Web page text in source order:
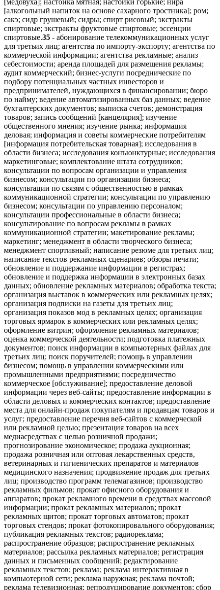
[алкогольный напиток на основе сахарного тростника]; ром;
сакэ; сидр грушевый; сидры; спирт рисовый; экстракты
спиртовые; экстракты фруктовые спиртовые; эссенции
спиртовые.35 - абонирование телекоммуникационных услуг
для третьих лиц; агентства по импорту-экспорту; агентства по
коммерческой информации; агентства рекламные; анализ
себестоимости; аренда площадей для размещения рекламы;
аудит коммерческий; бизнес-услуги посреднические по
подбору потенциальных частных инвесторов и
предпринимателей, нуждающихся в финансировании; бюро
по найму; ведение автоматизированных баз данных; ведение
бухгалтерских документов; выписка счетов; демонстрация
товаров; запись сообщений [канцелярия]; изучение
общественного мнения; изучение рынка; информация
деловая; информация и советы коммерческие потребителям
[информация потребительская товарная]; исследования в
области бизнеса; исследования конъюнктурные; исследования
маркетинговые; комплектование штата сотрудников;
консультации по вопросам организации и управления
бизнесом; консультации по организации бизнеса;
консультации по связям с общественностью в рамках
коммуникационной стратегии; консультации по управлению
бизнесом; консультации по управлению персоналом;
консультации профессиональные в области бизнеса;
консультирование по вопросам рекламы в рамках
коммуникационной стратегии; макетирование рекламы;
маркетинг; менеджмент в области творческого бизнеса;
менеджмент спортивный; написание резюме для третьих лиц;
написание текстов рекламных сценариев; обзоры печати;
обновление и поддержание информации в регистрах;
обновление и поддержка информации в электронных базах
данных; обновление рекламных материалов; обработка текста;
организация выставок в коммерческих или рекламных целях;
организация подписки на газеты для третьих лиц;
организация показов мод в рекламных целях; организация
торговых ярмарок в коммерческих или рекламных целях;
оформление витрин; оформление рекламных материалов;
оценка коммерческой деятельности; подготовка платежных
документов; поиск информации в компьютерных файлах для
третьих лиц; поиск поручителей; помощь в управлении
бизнесом; помощь в управлении коммерческими или
промышленными предприятиями; посредничество
коммерческое [обслуживание]; предоставление деловой
информации через веб-сайты; предоставление информации в
области деловых и коммерческих контактов; предоставление
места для онлайн-продаж покупателям и продавцам товаров и
услуг; предоставление перечня веб-сайтов с коммерческой
или рекламной целью; презентация товаров на всех
медиасредствах с целью розничной продажи;
прогнозирование экономическое; продажа аукционная;
продажа розничная или оптовая лекарственных средств,
ветеринарных и гигиенических препаратов и материалов
медицинского назначения; продвижение продаж для третьих
лиц; производство программ телемагазинов; производство
рекламных фильмов; прокат офисного оборудования и
аппаратов; прокат рекламного времени в средствах массовой
информации; прокат рекламных материалов; прокат
рекламных щитов; прокат торговых автоматов; прокат
торговых стендов; прокат фотокопировального оборудования;
публикация рекламных текстов; радиореклама;
распространение образцов; распространение рекламных
материалов; рассылка рекламных материалов; регистрация
данных и письменных сообщений; редактирование
рекламных текстов; реклама; реклама интерактивная в
компьютерной сети; реклама наружная; реклама почтой;
реклама телевизионная; репродуцирование документов; сбор